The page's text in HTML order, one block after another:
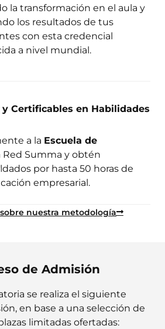
la transformación en el aula y
los resultados de tus
con esta credencial
a nivel mundial.
Certificables en Habilidades
a la Escuela de
Red Summa y obtén
por hasta 50 horas de
empresarial.
nuestra metodología
de Admisión
se realiza el siguiente
en base a una selección de
limitadas ofertadas: